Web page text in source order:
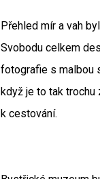
Přehled mír a vah
Svobodu celkem
fotografie s malbou
když je to tak trochu
k cestování.